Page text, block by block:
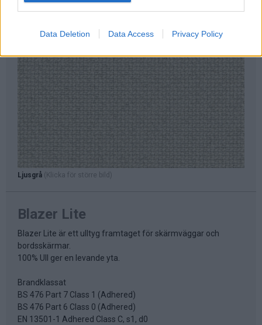
Data Deletion Data Access Privacy Policy
Ljusgrå (Klicka för större bild)
Blazer Lite
Blazer Lite är ett ulltyg framtaget för skärmväggar och
bordsskärmar.
100% Ull ger en levande yta.
Brandklassat
BS 476 Part 7 Class 1 (Adhered)
BS 476 Part 6 Class 0 (Adhered)
EN 13501-1 Adhered Class C, s1, d0